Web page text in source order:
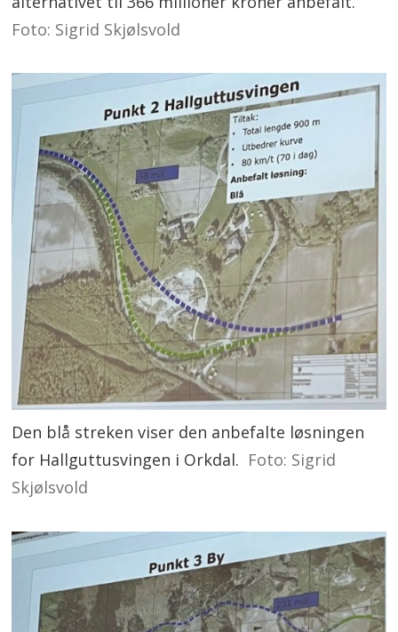
Foto: Sigrid Skjølsvold
Den blå streken viser den anbefalte løsningen
for Hallguttusvingen i Orkdal. Foto: Sigrid
Skjølsvold